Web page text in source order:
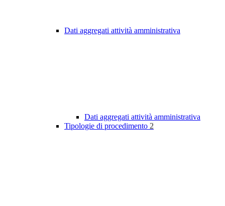
Dati aggregati attività amministrativa
Dati aggregati attività amministrativa
Tipologie di procedimento 2